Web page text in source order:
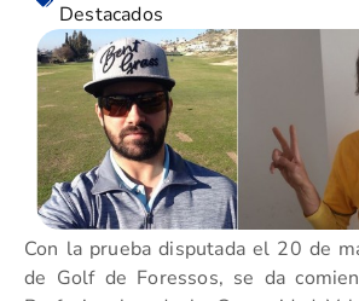
Destacados
Con la prueba disputada el 20 de
de Golf de Foressos, se da